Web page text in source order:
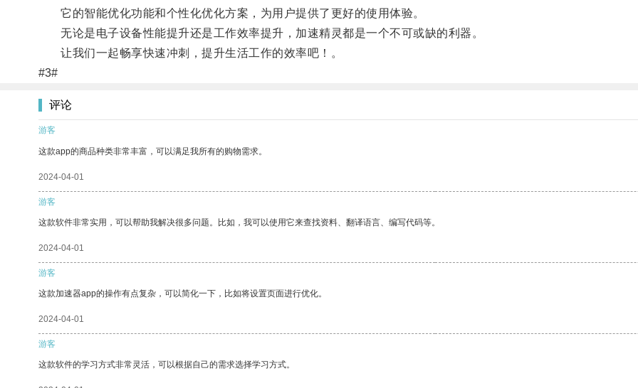
它的智能优化功能和个性化优化方案，为用户提供了更好的使用体验。
无论是电子设备性能提升还是工作效率提升，加速精灵都是一个不可或缺的利器。
让我们一起畅享快速冲刺，提升生活工作的效率吧！。
#3#
评论
游客
这款app的商品种类非常丰富，可以满足我所有的购物需求。
2024-04-01
游客
这款软件非常实用，可以帮助我解决很多问题。比如，我可以使用它来查找资料、翻译语言、编写代码等。
2024-04-01
游客
这款加速器app的操作有点复杂，可以简化一下，比如将设置页面进行优化。
2024-04-01
游客
这款软件的学习方式非常灵活，可以根据自己的需求选择学习方式。